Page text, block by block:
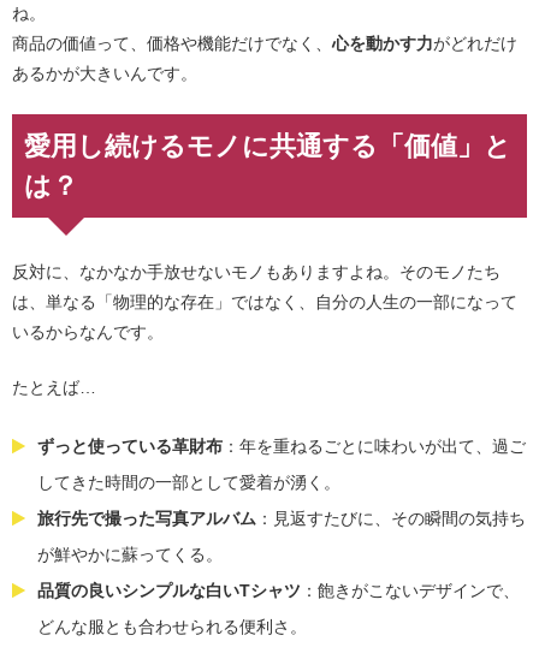
ね。
商品の価値って、価格や機能だけでなく、 心を動かす力がどれだけ
あるかが大きいんです。
愛用し続けるモノに共通する「価値」と
は？
反対に、なかなか手放せないモノもありますよね。そのモノたち
は、単なる「物理的な存在」ではなく、自分の人生の一部になって
いるからなんです。
たとえば…
ずっと使っている革財布 ：年を重ねるごとに味わいが出て、過ご
してきた時間の一部として愛着が湧く。
旅行先で撮った写真アルバム ：見返すたびに、その瞬間の気持ち
が鮮やかに蘇ってくる。
品質の良いシンプルな白いTシャツ ：飽きがこないデザインで、
どんな服とも合わせられる便利さ。